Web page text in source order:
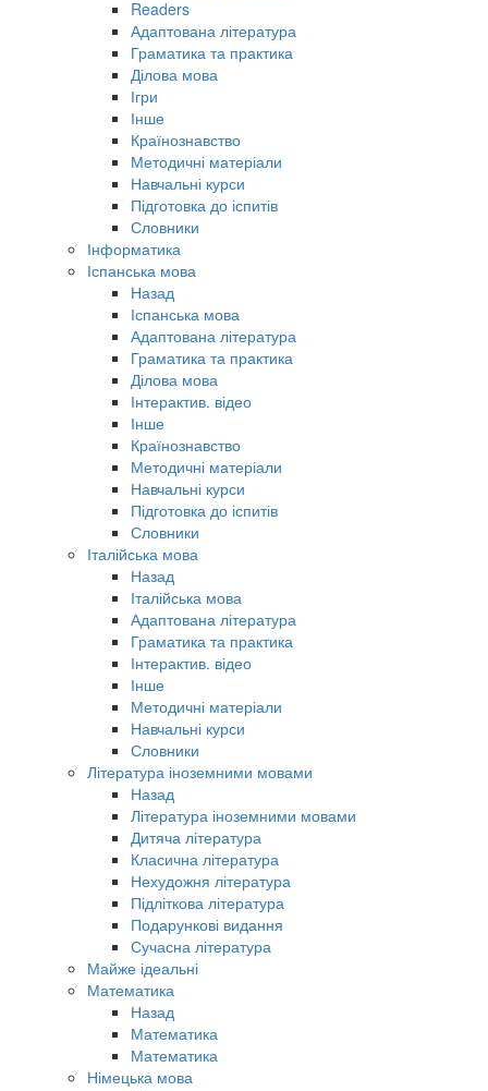
Readers
Адаптована література
Граматика та практика
Ділова мова
Ігри
Інше
Країнознавство
Методичні матеріали
Навчальні курси
Підготовка до іспитів
Словники
Інформатика
Іспанська мова
Назад
Іспанська мова
Адаптована література
Граматика та практика
Ділова мова
Інтерактив. відео
Інше
Країнознавство
Методичні матеріали
Навчальні курси
Підготовка до іспитів
Словники
Італійська мова
Назад
Італійська мова
Адаптована література
Граматика та практика
Інтерактив. відео
Інше
Методичні матеріали
Навчальні курси
Словники
Література іноземними мовами
Назад
Література іноземними мовами
Дитяча література
Класична література
Нехудожня література
Підліткова література
Подарункові видання
Сучасна література
Майже ідеальні
Математика
Назад
Математика
Математика
Німецька мова